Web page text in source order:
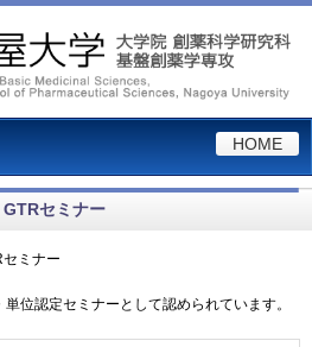
HOME
セミナー
ミナー
位認定セミナーとして認められています。